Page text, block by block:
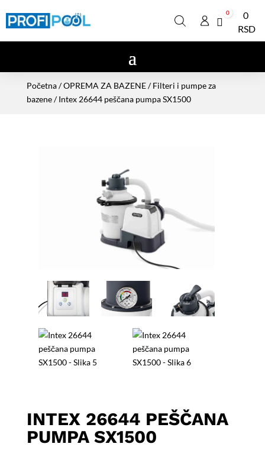
0
0
RSD
Početna/OPREMA ZA BAZENE/Filteri i pumpe za
bazene/ Intex 26644 peščana pumpa SX1500
INTEX 26644 PEŠČANA
PUMPA SX1500